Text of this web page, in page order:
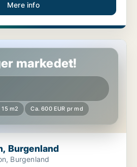
Mere info
markedet!
15 m2 Ca. 600 EUR pr md
Burgenland
i Apetlon, Burgenland